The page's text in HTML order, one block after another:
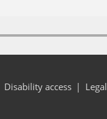
Disability access